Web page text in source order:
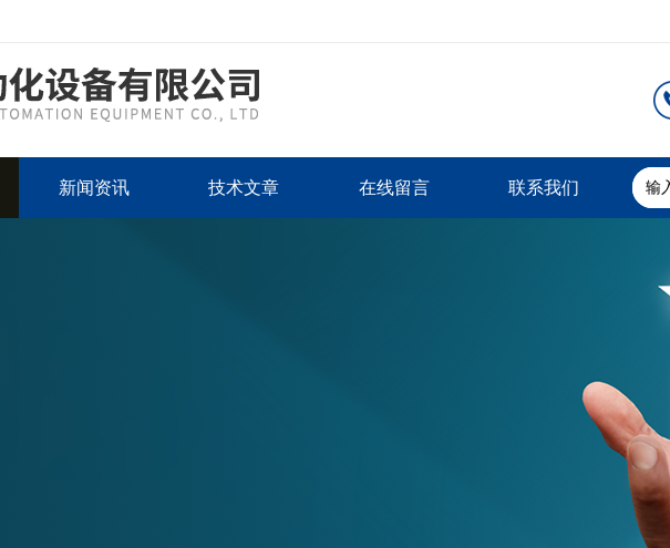
新闻资讯 技术文章 在线留言 联系我们